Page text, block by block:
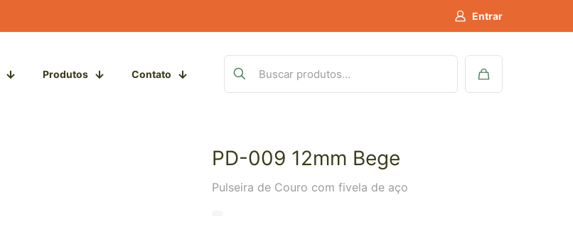
Entrar
Produtos Contato
PD-009 12mm Bege
Pulseira de Couro com fivela de aço